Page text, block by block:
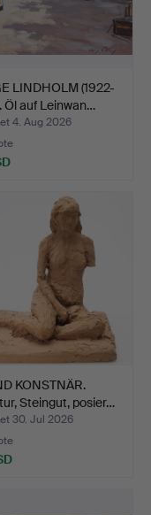
LINDHOLM (1922-
Öl auf Leinwan…
4. Aug 2026
KONSTNÄR.
Steingut, posier…
30. Jul 2026